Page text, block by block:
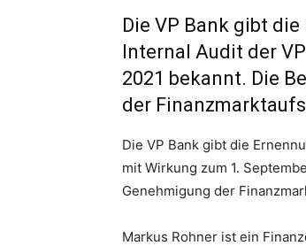
Die VP Bank gibt
Internal Audit der
2021 bekannt. Die
der
Die VP Bank gibt die
mit Wirkung zum 1.
Genehmigung der
Markus Rohner ist ein